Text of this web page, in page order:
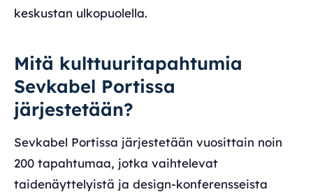
keskustan ulkopuolella.
Mitä kulttuuritapahtumia
Sevkabel Portissa
järjestetään?
Sevkabel Portissa järjestetään vuosittain noin
200 tapahtumaa, jotka vaihtelevat
taidenäyttelyistä ja design-konferensseista